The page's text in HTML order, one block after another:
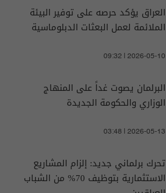
العراق يؤكد حرصه على توفير البيئة
الملائمة لعمل البعثات الدبلوماسية
09:32 | 2026-05-10
البرلمان يصوت غداً على المنهاج
الوزاري والحكومة الجديدة
03:48 | 2026-05-13
تحرك برلماني جديد: إلزام المشاريع
الاستثمارية بتوظيف 70% من الشباب